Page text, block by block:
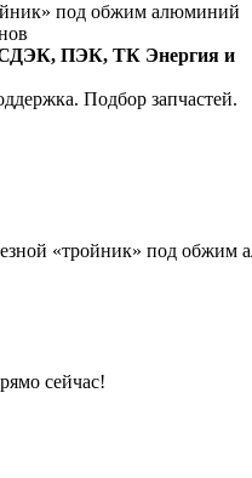
под обжим алюминий
ПЭК, ТК Энергия и
Подбор запчастей.
«тройник» под
сейчас!